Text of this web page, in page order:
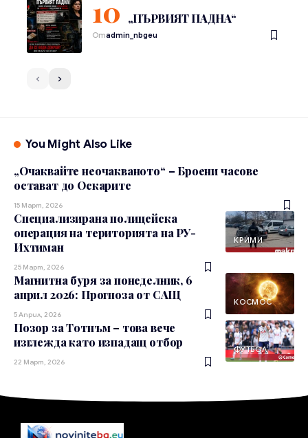
„ПЪРВИЯТ ПАДНА“
Отadmin_nbgeu
You Might Also Like
„Очаквайте неочакваното“ – Броени часове
остават до Оскарите
15 Март, 2026
КРИМИ
Специализирана полицейска
операция на територията на РУ-
Ихтиман
25 Март, 2026
КОСМОС
Магнитна буря за понеделник, 6
април 2026: Прогноза от САЩ
5 Април, 2026
ФУТБОЛ
Позор за Тотнъм – това вече
изглежда като изпадащ отбор
22 Март, 2026